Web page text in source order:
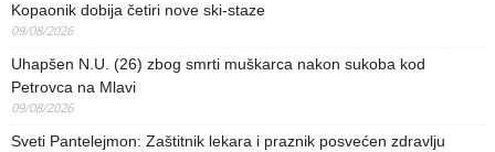
Kopaonik dobija četiri nove ski-staze
09/08/2026
Uhapšen N.U. (26) zbog smrti muškarca nakon sukoba kod
Petrovca na Mlavi
09/08/2026
Sveti Pantelejmon: Zaštitnik lekara i praznik posvećen zdravlju